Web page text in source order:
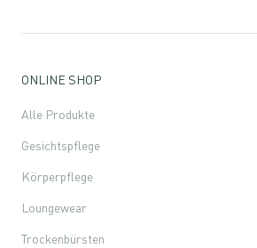
ONLINE SHOP
Alle Produkte
Gesichtspflege
Körperpflege
Loungewear
Trockenbürsten